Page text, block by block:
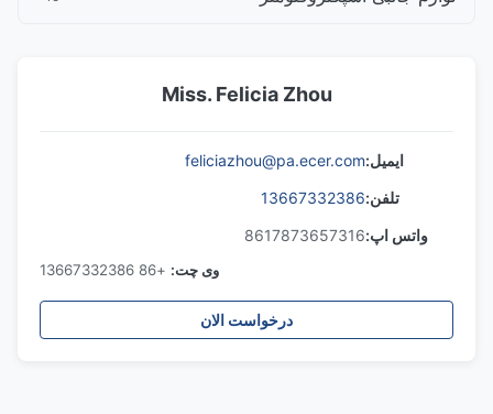
Miss. Felicia Zhou
ایمیل:feliciazhou@pa.ecer.com
تلفن:13667332386
واتس اپ:8617873657316
وی چت: +86 13667332386
درخواست الان